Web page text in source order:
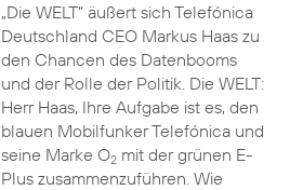
„Die WELT“ äußert sich Telefónica
Deutschland CEO Markus Haas zu
den Chancen des Datenbooms
und der Rolle der Politik. Die WELT:
Herr Haas, Ihre Aufgabe ist es, den
blauen Mobilfunker Telefónica und
seine Marke O2mit der grünen E-
Plus zusammenzuführen. Wie